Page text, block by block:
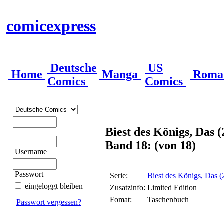
comicexpress
Home
Deutsche
Comics
Manga
US
Comics
Username
Passwort
eingeloggt bleiben
Passwort vergessen?
Biest des Königs, Das
Band 18: (von 18)
Serie:
Biest des Königs, Das
Zusatzinfo: Limited Edition
Fomat:
Taschenbuch